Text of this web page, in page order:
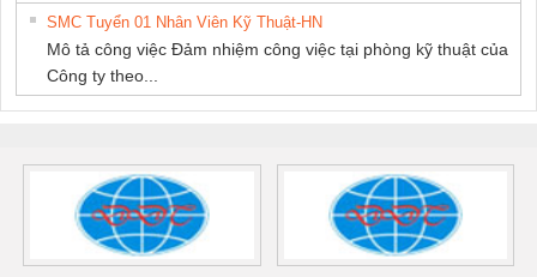
SMC Tuyển 01 Nhân Viên Kỹ Thuật-HN
Mô tả công việc Đảm nhiệm công việc tại phòng kỹ thuật của
Công ty theo...